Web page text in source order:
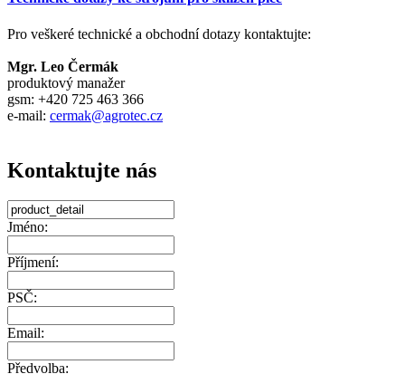
Pro veškeré technické a obchodní dotazy kontaktujte:
Mgr. Leo Čermák
produktový manažer
gsm: +420 725 463 366
e-mail: cermak@agrotec.cz
Kontaktujte nás
Jméno:
Příjmení:
PSČ:
Email:
Předvolba: